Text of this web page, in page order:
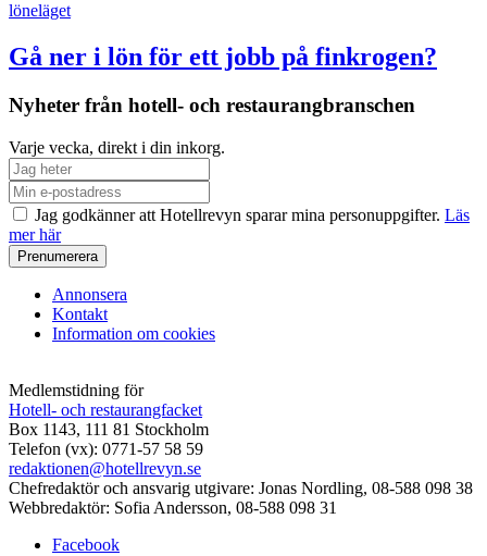
löneläget
Gå ner i lön för ett jobb på finkrogen?
Nyheter från hotell- och restaurangbranschen
Varje vecka, direkt i din inkorg.
Jag godkänner att Hotellrevyn sparar mina personuppgifter. Läs
mer här
Annonsera
Kontakt
Information om cookies
Medlemstidning för
Hotell- och restaurangfacket
Box 1143, 111 81 Stockholm
Telefon (vx): 0771-57 58 59
redaktionen@hotellrevyn.se
Chefredaktör och ansvarig utgivare: Jonas Nordling, 08-588 098 38
Webbredaktör: Sofia Andersson, 08-588 098 31
Facebook